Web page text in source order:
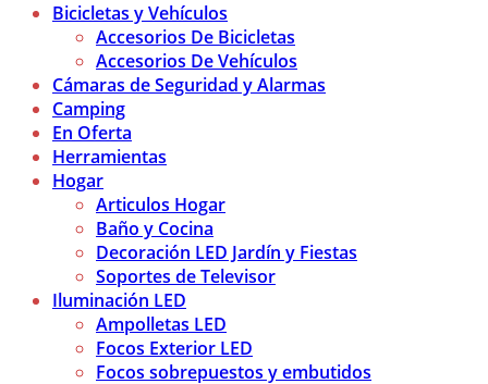
Bicicletas y Vehículos
Accesorios De Bicicletas
Accesorios De Vehículos
Cámaras de Seguridad y Alarmas
Camping
En Oferta
Herramientas
Hogar
Articulos Hogar
Baño y Cocina
Decoración LED Jardín y Fiestas
Soportes de Televisor
Iluminación LED
Ampolletas LED
Focos Exterior LED
Focos sobrepuestos y embutidos